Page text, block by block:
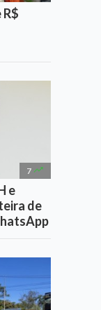
7 
e
de